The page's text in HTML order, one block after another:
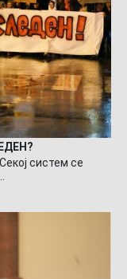
систем се